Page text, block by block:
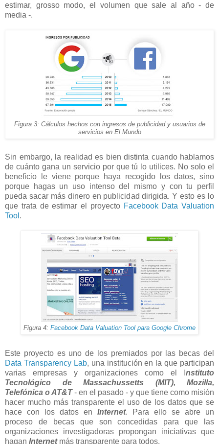
estimar, grosso modo, el volumen que sale al año - de
media -.
Figura 3: Cálculos hechos con ingresos de publicidad y usuarios de
servicios en El Mundo
Sin embargo, la realidad es bien distinta cuando hablamos
de cuánto gana un servicio por que tú lo utilices. No solo el
beneficio le viene porque haya recogido los datos, sino
porque hagas un uso intenso del mismo y con tu perfil
pueda sacar más dinero en publicidad dirigida. Y esto es lo
que trata de estimar el proyecto Facebook Data Valuation
Tool .
Figura 4: Facebook Data Valuation Tool para Google Chrome
Este proyecto es uno de los premiados por las becas del
Data Transparency Lab, una institución en la que participan
varias empresas y organizaciones como el I nstituto
Tecnológico de Massachussetts (MIT), Mozilla,
Telefónica o AT&T- en el pasado - y que tiene como misión
hacer mucho más transparente el uso de los datos que se
hace con los datos en Internet. Para ello se abre un
proceso de becas que son concedidas para que las
organizaciones investigadoras propongan iniciativas que
hagan Internetmás transparente para todos.